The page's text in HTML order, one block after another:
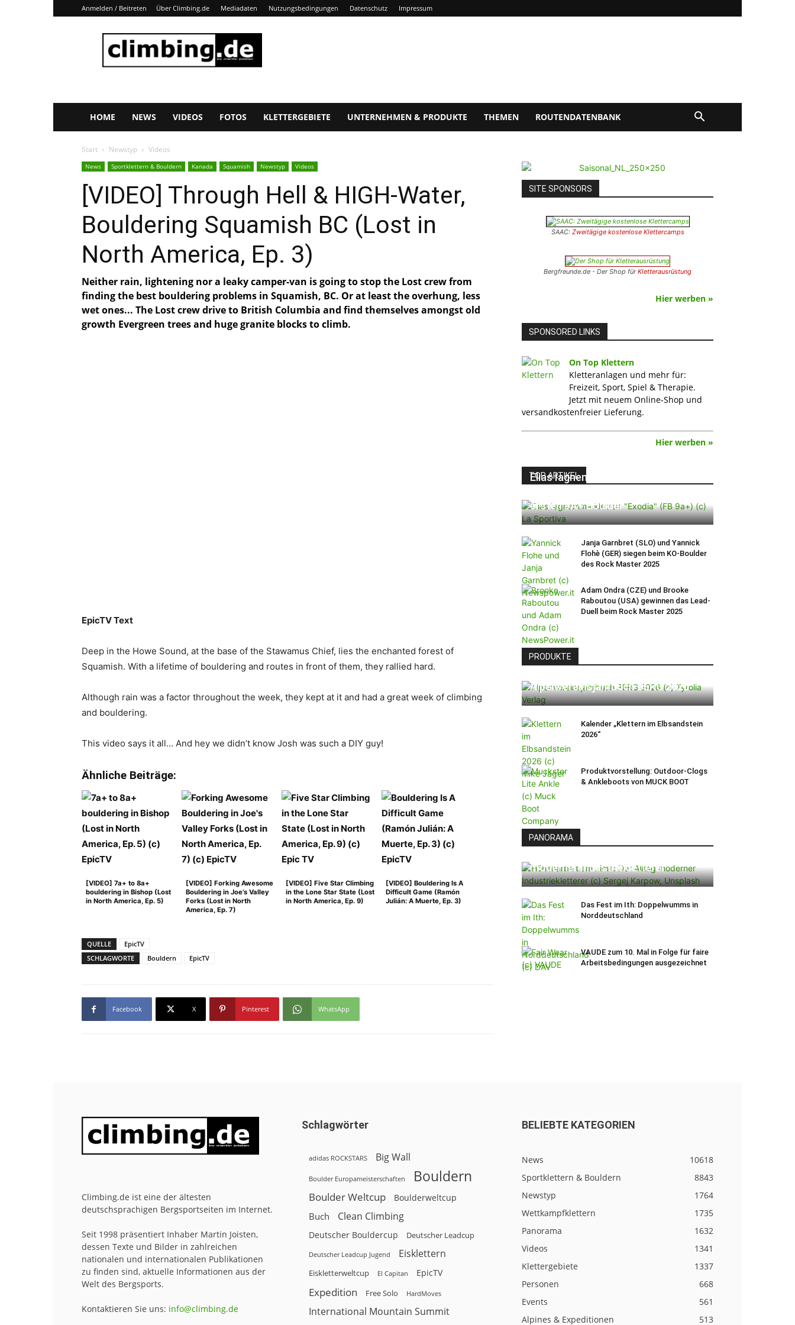
Anmelden / Beitreten Über Climbing.de Mediadaten Nutzungsbedingungen Datenschutz Impressum
Climbing.de
HOME NEWS VIDEOS FOTOS KLETTERGEBIETE UNTERNEHMEN & PRODUKTE THEMEN ROUTENDATENBANK
Start Newstyp Videos
News Sportklettern & Bouldern Kanada Squamish Newstyp Videos
[VIDEO] Through Hell & HIGH-Water,
Bouldering Squamish BC (Lost in
North America, Ep. 3)
Neither rain, lightening nor a leaky camper-van is going to stop the Lost crew from
finding the best bouldering problems in Squamish, BC. Or at least the overhung, less
wet ones... The Lost crew drive to British Columbia and find themselves amongst old
growth Evergreen trees and huge granite blocks to climb.
EpicTV Text
Deep in the Howe Sound, at the base of the Stawamus Chief, lies the enchanted forest of
Squamish. With a lifetime of bouldering and routes in front of them, they rallied hard.
Although rain was a factor throughout the week, they kept at it and had a great week of climbing
and bouldering.
This video says it all… And hey we didn’t know Josh was such a DIY guy!
Ähnliche Beiträge:
[VIDEO] 7a+ to 8a+
bouldering in Bishop (Lost
in North America, Ep. 5)
[VIDEO] Forking Awesome
Bouldering in Joe’s Valley
Forks (Lost in North
America, Ep. 7)
[VIDEO] Five Star Climbing
in the Lone Star State (Lost
in North America, Ep. 9)
[VIDEO] Bouldering Is A
Difficult Game (Ramón
Julián: A Muerte, Ep. 3)
QUELLE
EpicTV
SCHLAGWORTE
Bouldern EpicTV
Facebook X Pinterest WhatsApp
SITE SPONSORS
SAAC: Zweitägige kostenlose Klettercamps
Bergfreunde.de - Der Shop fürKletterausrüstung
Hier werben »
SPONSORED LINKS
On Top Klettern
Kletteranlagen und mehr für:
Freizeit, Sport, Spiel & Therapie.
Jetzt mit neuem Online-Shop und
versandkostenfreier Lieferung.
Hier werben »
TOP ARTIKEL
Elias Iagnemma klettert „Exodia“:
ersten 9A+ Boulder
Janja Garnbret (SLO) und Yannick
Flohè (GER) siegen beim KO-Boulder
des Rock Master 2025
Adam Ondra (CZE) und Brooke
Raboutou (USA) gewinnen das Lead-
Duell beim Rock Master 2025
PRODUKTE
Alpenvereinsjahrbuch BERG 2026
Kalender „Klettern im Elbsandstein
2026“
Produktvorstellung: Outdoor-Clogs
& Ankleboots von MUCK BOOT
PANORAMA
moderner Industriekletterer
Das Fest im Ith: Doppelwumms in
Norddeutschland
VAUDE zum 10. Mal in Folge für faire
Arbeitsbedingungen ausgezeichnet
Climbing.de ist eine der ältesten
deutschsprachigen Bergsportseiten im Internet.
Seit 1998 präsentiert Inhaber Martin Joisten,
dessen Texte und Bilder in zahlreichen
nationalen und internationalen Publikationen
zu finden sind, aktuelle Informationen aus der
Welt des Bergsports.
Kontaktieren Sie uns: info@climbing.de
Schlagwörter
adidas ROCKSTARS Big Wall
Boulder Europameisterschaften Bouldern
Boulder Weltcup Boulderweltcup
Buch Clean Climbing
Deutscher Bouldercup Deutscher Leadcup
Deutscher Leadcup Jugend Eisklettern
Eiskletterweltcup El Capitan EpicTV
Expedition Free Solo HardMoves
International Mountain Summit
BELIEBTE KATEGORIEN
News
10618
Sportklettern & Bouldern
8843
Newstyp
1764
Wettkampfklettern
1735
Panorama
1632
Videos
1341
Klettergebiete
1337
Personen
668
Events
561
Alpines & Expeditionen
513